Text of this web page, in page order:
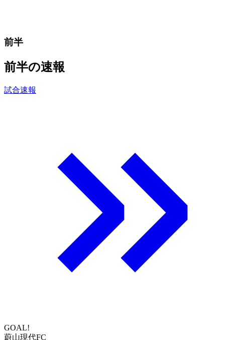
前半
前半の速報
試合速報
GOAL!
蔚山現代FC